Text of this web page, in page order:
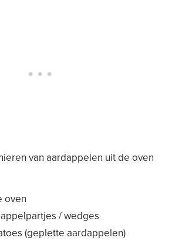
van aardappelen uit de oven
oven
/ wedges
(geplette aardappelen)